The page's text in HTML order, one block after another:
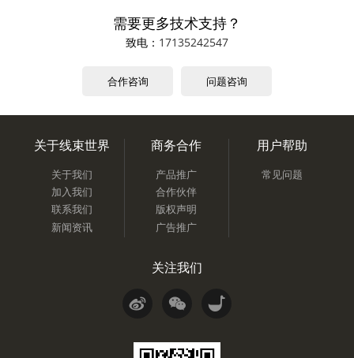
需要更多技术支持？
致电： 17135242547
合作咨询 问题咨询
关于线束世界
关于我们
加入我们
联系我们
新闻资讯
商务合作
产品推广
合作伙伴
版权声明
广告推广
用户帮助
常见问题
关注我们